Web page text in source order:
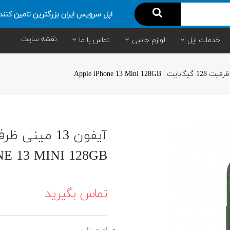
اپل سرویس ایران بزرگترین تامین
خدمات اپل لوازم جانبی تماس با ما نقشه سایت
13 MINI 128GB
تماس بگیرید